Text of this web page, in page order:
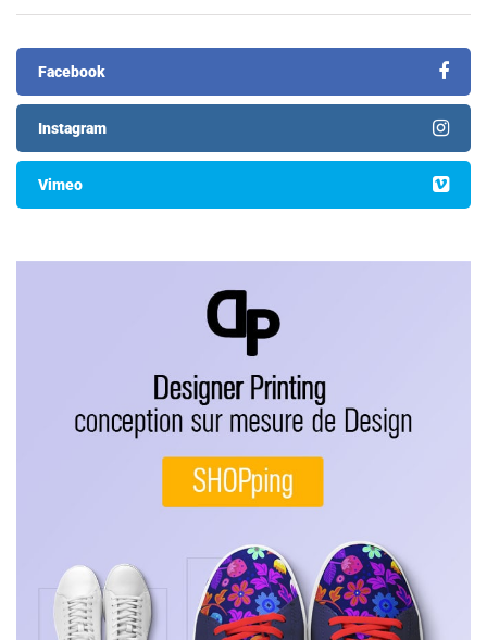
Facebook
Instagram
Vimeo